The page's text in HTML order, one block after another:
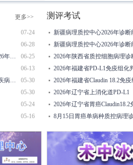
更多>>
07-24
06-28
06-25
片会
06-13
05-30
会
05-30
05-24
05-16
测评考试
新疆病理质控中心2026年诊
新疆病理质控中心2026年诊
2026年陕西省质控细胞病理诊断能力验证（
2026年福建省PD-L1免疫组化
2026年福建省Claudin 18.2免
2026年辽宁省上消化道PD-L1（
2026年辽宁省胃癌
8月15日胃癌单病种质控病理诊断